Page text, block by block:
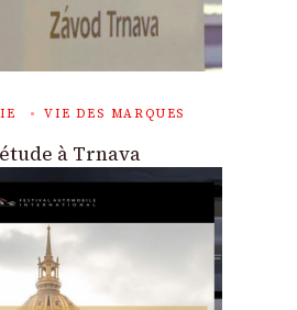
VIE DES MARQUES
à Trnava